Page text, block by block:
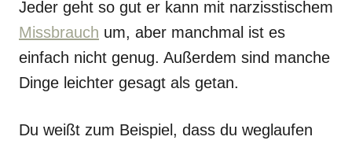
Jeder geht so gut er kann mit narzisstischem
Missbrauch um, aber manchmal ist es
einfach nicht genug. Außerdem sind manche
Dinge leichter gesagt als getan.
Du weißt zum Beispiel, dass du weglaufen